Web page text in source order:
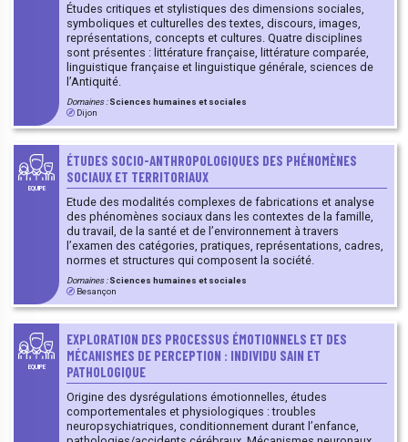
Études critiques et stylistiques des dimensions sociales,
symboliques et culturelles des textes, discours, images,
représentations, concepts et cultures. Quatre disciplines
sont présentes : littérature française, littérature comparée,
linguistique française et linguistique générale, sciences de
l’Antiquité.
Domaines :Sciences humaines et sociales
Dijon
EQUIPE
ÉTUDES SOCIO-ANTHROPOLOGIQUES DES PHÉNOMÈNES
SOCIAUX ET TERRITORIAUX
Etude des modalités complexes de fabrications et analyse
des phénomènes sociaux dans les contextes de la famille,
du travail, de la santé et de l’environnement à travers
l’examen des catégories, pratiques, représentations, cadres,
normes et structures qui composent la société.
Domaines :Sciences humaines et sociales
Besançon
EQUIPE
EXPLORATION DES PROCESSUS ÉMOTIONNELS ET DES
MÉCANISMES DE PERCEPTION : INDIVIDU SAIN ET
PATHOLOGIQUE
Origine des dysrégulations émotionnelles, études
comportementales et physiologiques : troubles
neuropsychiatriques, conditionnement durant l’enfance,